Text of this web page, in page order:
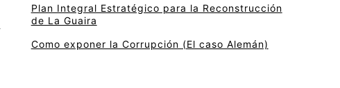
Plan Integral Estratégico para la Reconstrucción
de La Guaira
Como exponer la Corrupción (El caso Alemán)